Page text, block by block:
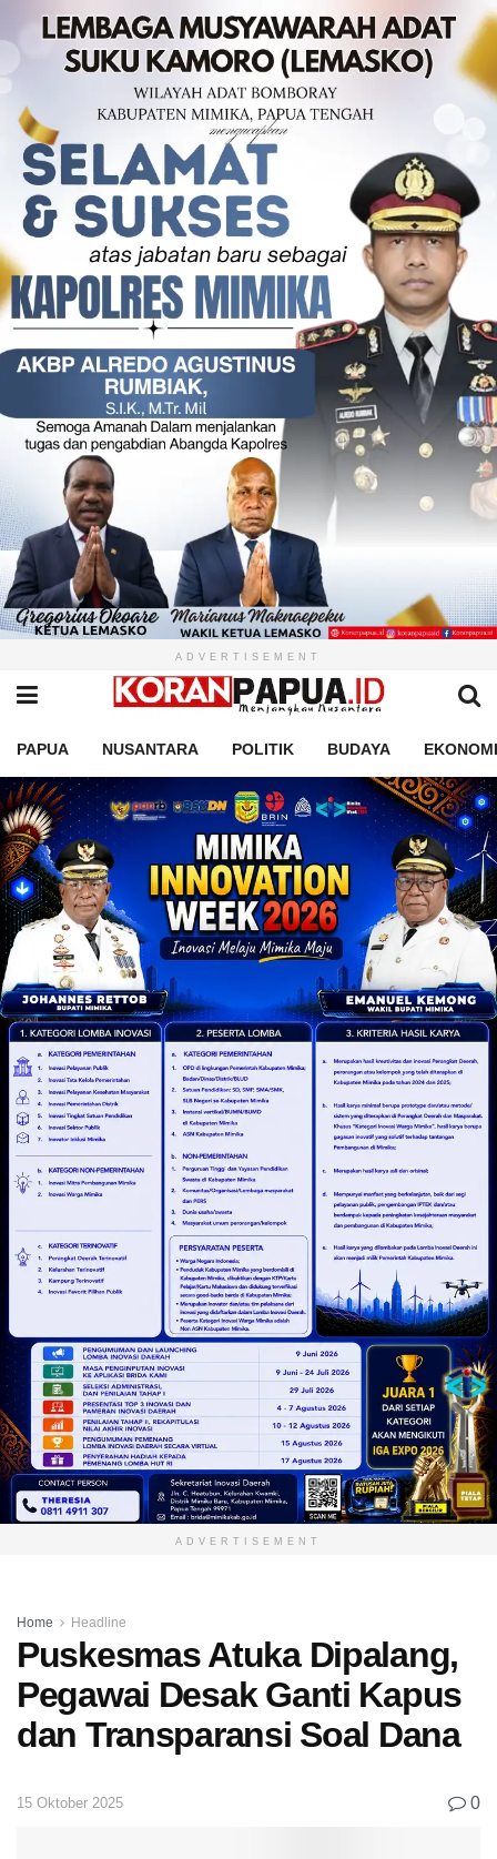
ADVERTISEMENT
PAPUA NUSANTARA POLITIK BUDAYA EKONOMI
ADVERTISEMENT
Home Headline
Puskesmas Atuka Dipalang,
Pegawai Desak Ganti Kapus
dan Transparansi Soal Dana
15 Oktober 2025 0